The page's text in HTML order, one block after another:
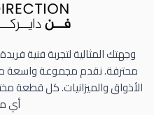
وجهتك المثالية لتجربة فنية
محترفة. نقدم مجموعة واسعة
الأذواق والميزانيات. كل قطعة
أي